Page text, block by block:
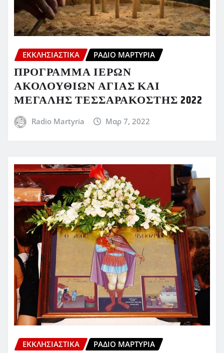
ΕΚΚΛΗΣΙΑΣΤΙΚΆ ΡΆΔΙΟ ΜΑΡΤΥΡΊΑ
ΠΡΟΓΡΑΜΜΑ ΙΕΡΩΝ
ΑΚΟΛΟΥΘΙΩΝ ΑΓΙΑΣ ΚΑΙ
ΜΕΓΑΛΗΣ ΤΕΣΣΑΡΑΚΟΣΤΗΣ 2022
Radio Martyria Μαρ 7, 2022
ΕΚΚΛΗΣΙΑΣΤΙΚΆ ΡΆΔΙΟ ΜΑΡΤΥΡΊΑ